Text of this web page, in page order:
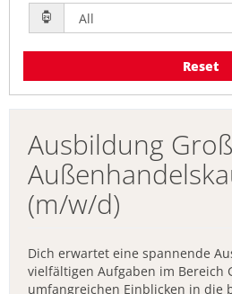
Reset
Ausbildung
(m/w/d)
Dich erwartet eine spannende
vielfältigen Aufgaben im Bereich
umfangreichen Einblicken in die